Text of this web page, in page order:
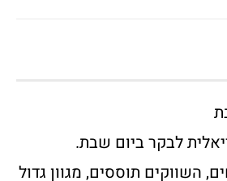
לבקר ביום שבת.
השווקים תוססים, מגוון גדול